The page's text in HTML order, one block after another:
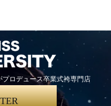
ロデュース卒業式袴専門店